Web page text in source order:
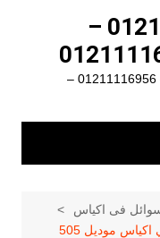
تعبئة وتغليف 01211116954 –
ماكينات التعبئة و التغليف 01211116954 – 01211116956 –
آلة تعبئة وتغليف العطورالأوتوماتيكية في اكياس موديل 505